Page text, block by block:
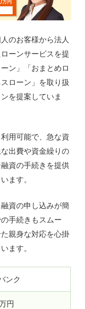
のお客様から法人
ーンサービスを提
ン」「おまとめロ
ローン」を取り扱
を提案していま
用可能で、急な資
出費や資金繰りの
資の手続きを提供
ます。
資の申し込みが簡
手続きもスムー
親身な対応を心掛
ます。
ンク
円